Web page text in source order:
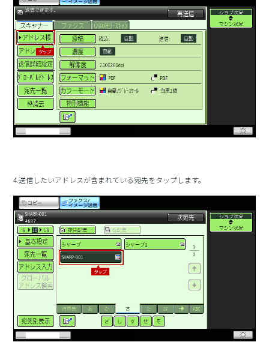
4.送信したいアドレスが含まれている宛先をタップします。